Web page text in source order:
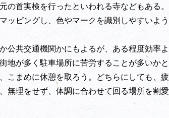
の首実検を行ったといわれる寺などもある
ッピングし、色やマークを識別しやすいよ
公共交通機関かにもよるが、ある程度効率
地が多く駐車場所に苦労することが多いか
こまめに休憩を取ろう。どちらにしても、
無理をせず、体調に合わせて回る場所を割